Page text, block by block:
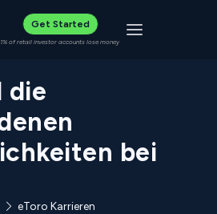
Get Started
of retail investor accounts lose money Toggle
die
bei
eToro Karrieren